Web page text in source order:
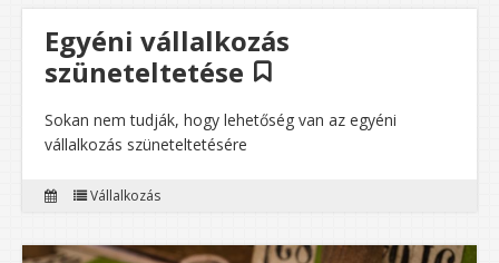
Egyéni vállalkozás
szüneteltetése
Sokan nem tudják, hogy lehetőség van az egyéni
vállalkozás szüneteltetésére
Vállalkozás